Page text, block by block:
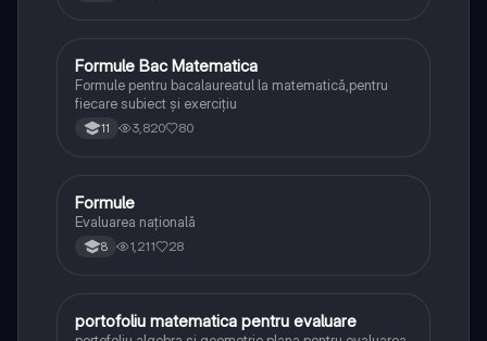
Matematică
Formule Bac Matematica
Formule pentru bacalaureatul la matematică,pentru
fiecare subiect și exercițiu
11 3,820 80
Matematică
Formule
Evaluarea națională
8 1,211 28
Matematică
portofoliu matematica pentru evaluare